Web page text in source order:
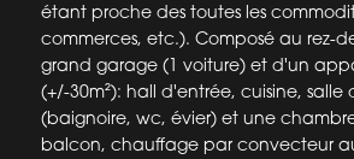
étant proche des toutes les
commerces, etc.). Composé au rez-
grand garage (1 voiture) et d'un
(+/-30m²): hall d'entrée, cuisine, salle
(baignoire, wc, évier) et une
balcon, chauffage par convecteur